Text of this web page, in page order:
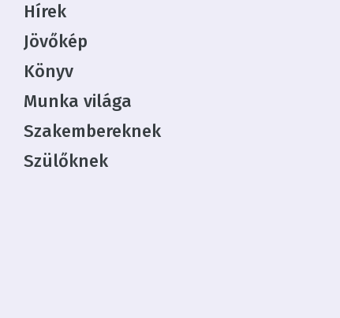
Hírek
Jövőkép
Könyv
Munka világa
Szakembereknek
Szülőknek